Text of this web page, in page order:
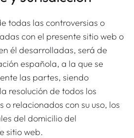
todas las controversias o
con el presente sitio web o
él desarrolladas, será de
española, a la que se
las partes, siendo
resolución de todos los
relacionados con su uso, los
del domicilio del
sitio web.